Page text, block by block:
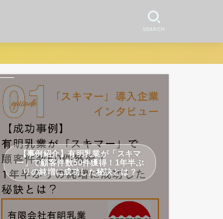
SEARCH
【事例紹介】有明乳業が「スキマ
ー」で顧客件数50件獲得！1年半ぶ
りの純増に成功した秘訣とは？